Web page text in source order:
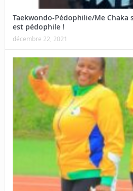
Taekwondo-Pédophilie/Me Chaka
est pédophile !
décembre 22, 2021